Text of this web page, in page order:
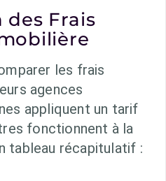
des Frais
les frais
agences
appliquent un tarif
fonctionnent à la
tableau récapitulatif :